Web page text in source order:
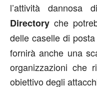
l’attività dannosa
Directory che
delle caselle di posta
fornirà anche una
organizzazioni che
obiettivo degli